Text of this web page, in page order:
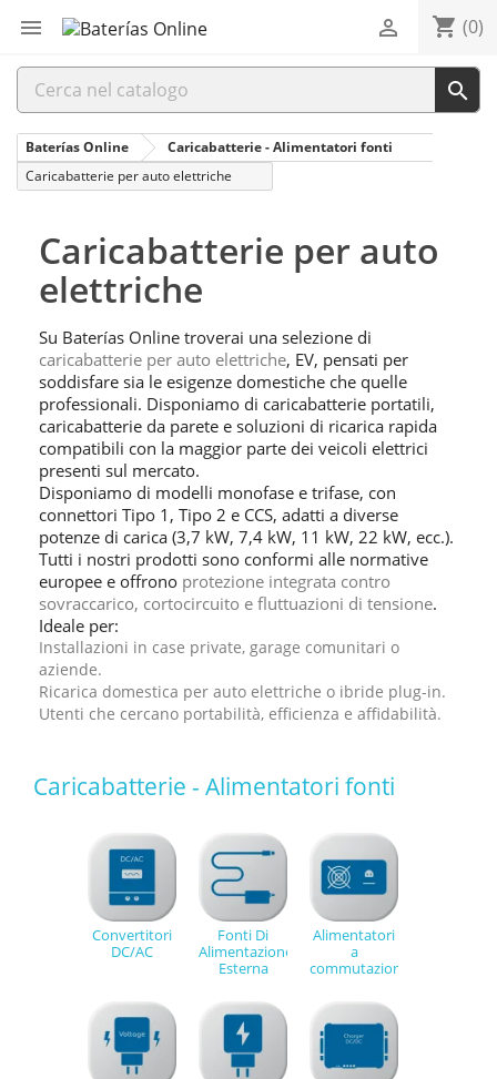
 shopping_cart (0)


Baterías Online
Caricabatterie - Alimentatori fonti
Caricabatterie per auto elettriche
Caricabatterie per auto
elettriche
Su Baterías Online troverai una selezione di
caricabatterie per auto elettriche, EV, pensati per
soddisfare sia le esigenze domestiche che quelle
professionali. Disponiamo di caricabatterie portatili,
caricabatterie da parete e soluzioni di ricarica rapida
compatibili con la maggior parte dei veicoli elettrici
presenti sul mercato.
Disponiamo di modelli monofase e trifase, con
connettori Tipo 1, Tipo 2 e CCS, adatti a diverse
potenze di carica (3,7 kW, 7,4 kW, 11 kW, 22 kW, ecc.).
Tutti i nostri prodotti sono conformi alle normative
europee e offrono protezione integrata contro
sovraccarico, cortocircuito e fluttuazioni di tensione.
Ideale per:
Installazioni in case private, garage comunitari o
aziende.
Ricarica domestica per auto elettriche o ibride plug-in.
Utenti che cercano portabilità, efficienza e affidabilità.
Caricabatterie - Alimentatori fonti
Convertitori
DC/AC
Fonti Di
Alimentazione
Esterna
Alimentatori
a
commutazione